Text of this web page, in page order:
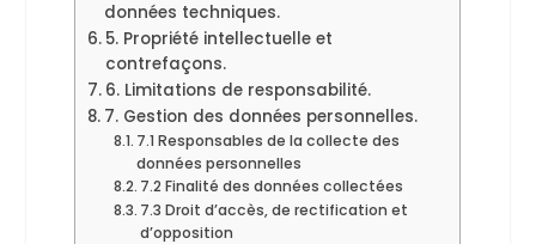
données techniques.
5. Propriété intellectuelle et
contrefaçons.
6. Limitations de responsabilité.
7. Gestion des données personnelles.
7.1 Responsables de la collecte des
données personnelles
7.2 Finalité des données collectées
7.3 Droit d’accès, de rectification et
d’opposition